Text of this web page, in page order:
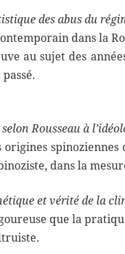
des abus du
dans la
au sujet des
Rousseau à
dans la
et vérité de la
que la